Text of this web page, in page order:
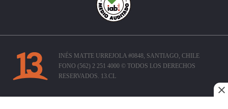
INÉS MATTE URREJOLA #0848, SANTIAGO, CHILE
FONO (562) 2 251 4000 © TODOS LOS DERECHOS
RESERVADOS. 13.CL